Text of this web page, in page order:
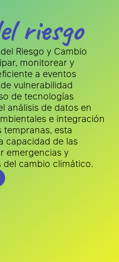
riesgo
Riesgo y Cambio
monitorear y
a eventos
vulnerabilidad
de tecnologías
análisis de datos en
e integración
tempranas, esta
capacidad de las
emergencias y
cambio climático.